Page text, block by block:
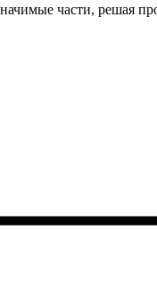
части, решая